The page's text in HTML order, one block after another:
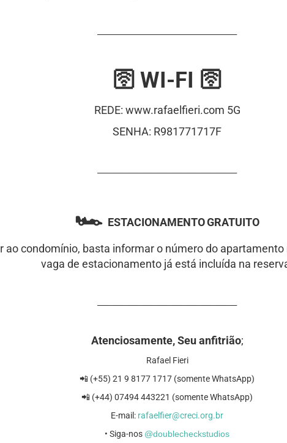
🛜 WI-FI 🛜
REDE: www.rafaelfieri.com 5G
SENHA: R981771717F
🏎️ ESTACIONAMENTOGRATUITO
ao condomínio, basta informar o número do apartamento
vaga de estacionamento já está incluída na
Atenciosamente, Seu anfitrião;
Rafael Fieri
📲 (+55) 21 9 8177 1717 (somente WhatsApp)
📲 (+44) 07494 443221 (somente WhatsApp)
E-mail: rafaelfier@creci.org.br
• Siga-nos @doublecheckstudios